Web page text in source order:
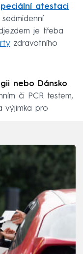
atestaci
je třeba
zdravotního
nebo Dánsko.
či PCR testem,
výjimka pro